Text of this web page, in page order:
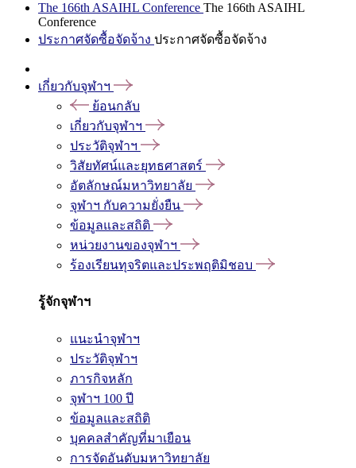
The 166th ASAIHL Conference The 166th ASAIHL
Conference
ประกาศจัดซื้อจัดจ้าง ประกาศจัดซื้อจัดจ้าง
เกี่ยวกับจุฬาฯ
ย้อนกลับ
เกี่ยวกับจุฬาฯ
ประวัติจุฬาฯ
วิสัยทัศน์และยุทธศาสตร์
อัตลักษณ์มหาวิทยาลัย
จุฬาฯ กับความยั่งยืน
ข้อมูลและสถิติ
หน่วยงานของจุฬาฯ
ร้องเรียนทุจริตและประพฤติมิชอบ
รู้จักจุฬาฯ
แนะนำจุฬาฯ
ประวัติจุฬาฯ
ภารกิจหลัก
จุฬาฯ 100 ปี
ข้อมูลและสถิติ
บุคคลสำคัญที่มาเยือน
การจัดอันดับมหาวิทยาลัย